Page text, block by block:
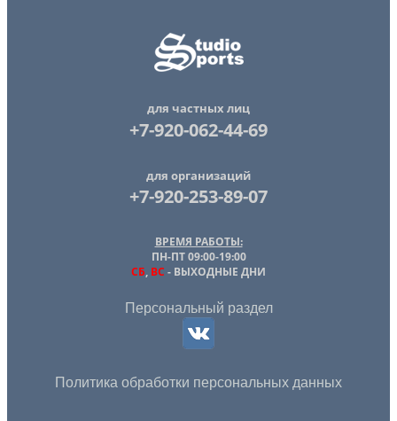
для частных лиц
+7-920-062-44-69
для организаций
+7-920-253-89-07
ВРЕМЯ РАБОТЫ:
ПН-ПТ 09:00-19:00
СБ, ВС - ВЫХОДНЫЕ ДНИ
Персональный раздел
Политика обработки персональных данных